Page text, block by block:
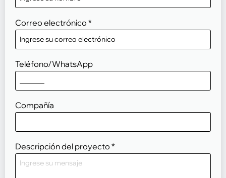
Correo electrónico *
Teléfono/WhatsApp
Compañía
Descripción del proyecto *